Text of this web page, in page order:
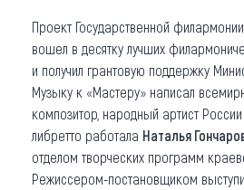
Проект Государственной
вошел в десятку лучших
и получил грантовую поддержку
Музыку к «Мастеру» написал
композитор, народный артист России
либретто работала Наталья
отделом творческих программ
Режиссером-постановщиком